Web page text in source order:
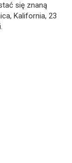
się znaną
Kalifornia, 23